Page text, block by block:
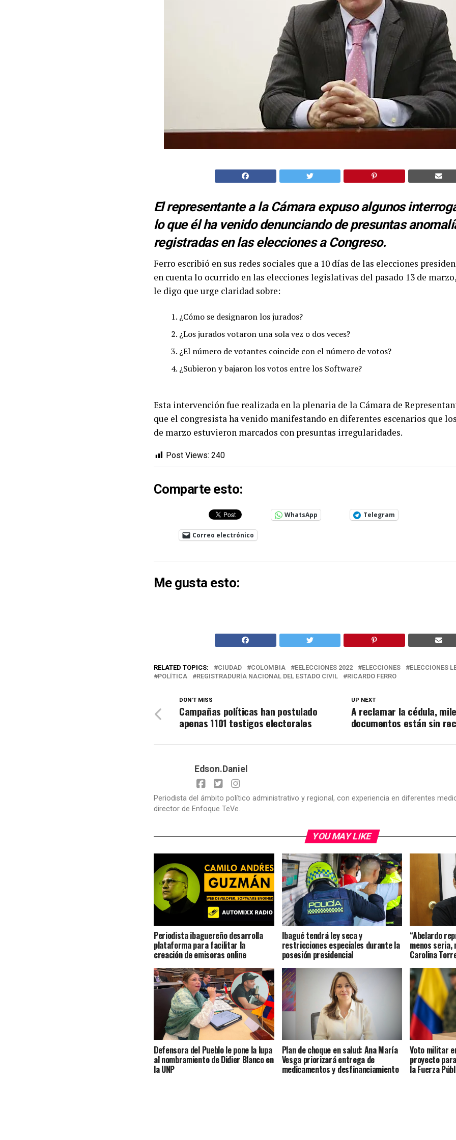
El representante a la Cámara expuso algunos
lo que él ha venido denunciando de presuntas
registradas en las elecciones a Congreso.
Ferro escribió en sus redes sociales que a 10 días de las elecciones
en cuenta lo ocurrido en las elecciones legislativas del pasado 13 de
le digo que urge claridad sobre:
¿Cómo se designaron los jurados?
¿Los jurados votaron una sola vez o dos veces?
¿El número de votantes coincide con el número de votos?
¿Subieron y bajaron los votos entre los Software?
Esta intervención fue realizada en la plenaria de la Cámara de
que el congresista ha venido manifestando en diferentes escenarios que
de marzo estuvieron marcados con presuntas irregularidades.
Post Views: 240
Comparte esto:
WhatsApp Telegram
Correo electrónico
Me gusta esto:
RELATED TOPICS: CIUDAD COLOMBIA EELECCIONES 2022 ELECCIONES
ELECCIONES
POLÍTICA
REGISTRADURÍA NACIONAL DEL ESTADO CIVIL RICARDO FERRO
UP NEXT
A reclamar la cédula,
documentos están sin
DON'T MISS
Campañas políticas han postulado
apenas 1101 testigos electorales
Edson.Daniel
Periodista del ámbito político administrativo y regional, con experiencia en diferentes
director de Enfoque TeVe.
YOU MAY LIKE
Periodista ibaguereño desarrolla
plataforma para facilitar la
creación de emisoras online
Ibagué tendrá ley seca y
restricciones especiales durante la
posesión presidencial
“Abelardo
menos seria,
Carolina
Defensora del Pueblo le pone la lupa
al nombramiento de Didier Blanco en
la UNP
Plan de choque en salud: Ana María
Vesga priorizará entrega de
medicamentos y desfinanciamiento
Voto militar
proyecto
la Fuerza